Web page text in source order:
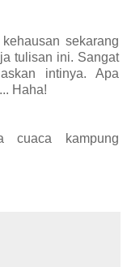
sekarang
tulisan ini. Sangat
intinya. Apa
Haha!
cuaca kampung